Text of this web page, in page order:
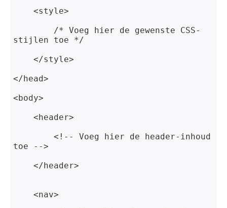
<style>
stijlen toe */
    </style>
</head>
<body>
    <header>
toe -->
    </header>
    <nav>